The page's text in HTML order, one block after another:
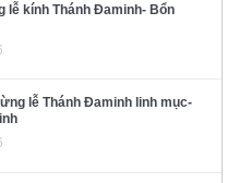
lễ kính Thánh Đaminh- Bổn
lễ Thánh Đaminh linh mục-